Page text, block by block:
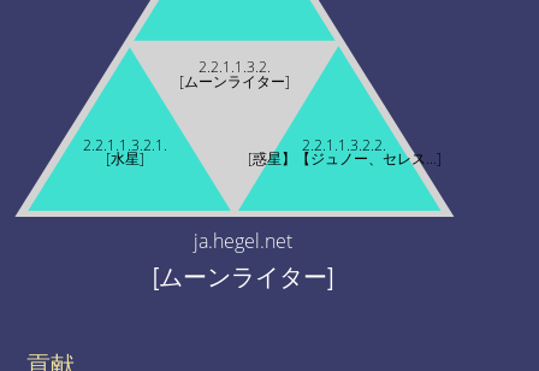
2.2.1.1.3.2.
[ムーンライター]
2.2.1.1.3.2.1.
[水星]
2.2.1.1.3.2.2.
[惑星】【ジュノー、セレス...]
ja.hegel.net
[ムーンライター]
貢献